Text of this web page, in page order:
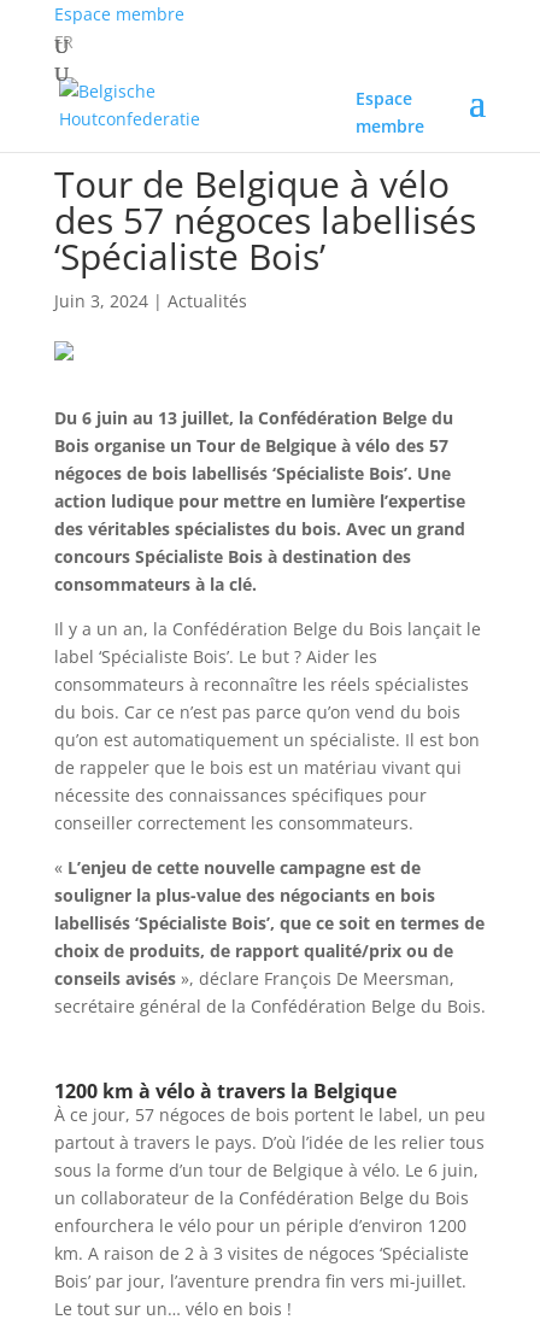
Espace membre
FR
Espace
membre
Tour de Belgique à vélo
des 57 négoces labellisés
‘Spécialiste Bois’
Juin 3, 2024| Actualités
Du 6 juin au 13 juillet, la Confédération Belge du
Bois organise un Tour de Belgique à vélo des 57
négoces de bois labellisés ‘Spécialiste Bois’. Une
action ludique pour mettre en lumière l’expertise
des véritables spécialistes du bois. Avec un grand
concours Spécialiste Bois à destination des
consommateurs à la clé.
Il y a un an, la Confédération Belge du Bois lançait le
label ‘Spécialiste Bois’. Le but ? Aider les
consommateurs à reconnaître les réels spécialistes
du bois. Car ce n’est pas parce qu’on vend du bois
qu’on est automatiquement un spécialiste. Il est bon
de rappeler que le bois est un matériau vivant qui
nécessite des connaissances spécifiques pour
conseiller correctement les consommateurs.
« L’enjeu de cette nouvelle campagne est de
souligner la plus-value des négociants en bois
labellisés ‘Spécialiste Bois’, que ce soit en termes de
choix de produits, de rapport qualité/prix ou de
conseils avisés», déclare François De Meersman,
secrétaire général de la Confédération Belge du Bois.
1200 km à vélo à travers la Belgique
À ce jour, 57 négoces de bois portent le label, un peu
partout à travers le pays. D’où l’idée de les relier tous
sous la forme d’un tour de Belgique à vélo. Le 6 juin,
un collaborateur de la Confédération Belge du Bois
enfourchera le vélo pour un périple d’environ 1200
km. A raison de 2 à 3 visites de négoces ‘Spécialiste
Bois’ par jour, l’aventure prendra fin vers mi-juillet.
Le tout sur un… vélo en bois !